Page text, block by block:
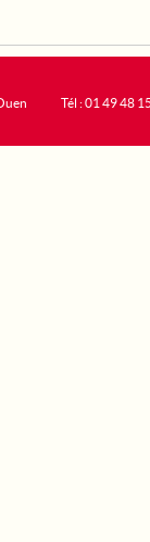
Tél : 01 49 48